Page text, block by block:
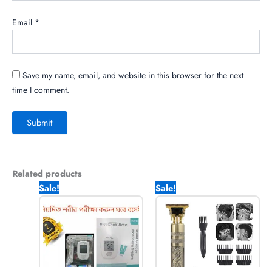
Email *
Save my name, email, and website in this browser for the next
time I comment.
Related products
Sale!
price
was:
1,700.00৳ .
price
is:
1,190.00৳ .
Sale!
price
1,370.00৳ .
price
is:
670.00৳ .